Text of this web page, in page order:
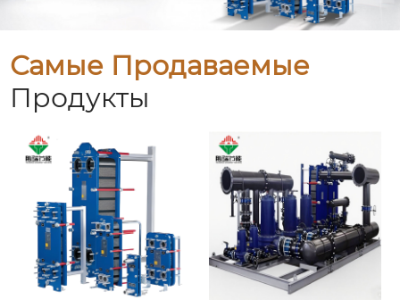
Самые Продаваемые
Продукты